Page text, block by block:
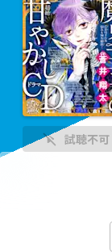
試聴不可